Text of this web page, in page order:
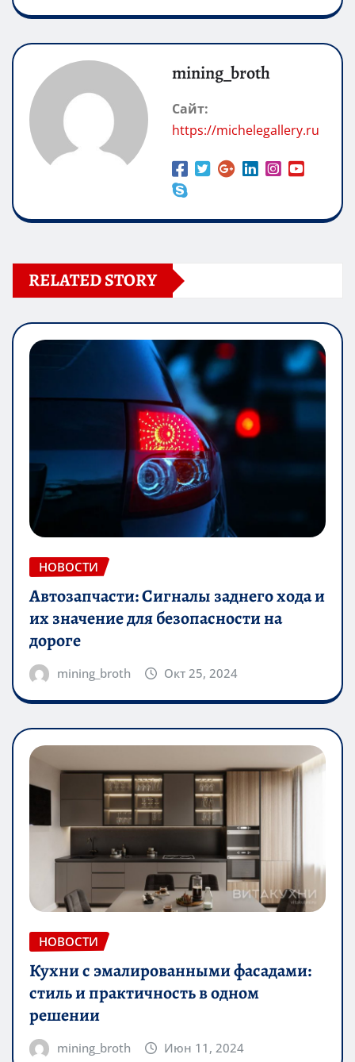
mining_broth
Сайт:
https://michelegallery.ru
RELATED STORY
НОВОСТИ
Автозапчасти: Сигналы заднего хода и
их значение для безопасности на
дороге
mining_broth Окт 25, 2024
НОВОСТИ
Кухни с эмалированными фасадами:
стиль и практичность в одном
решении
mining_broth Июн 11, 2024